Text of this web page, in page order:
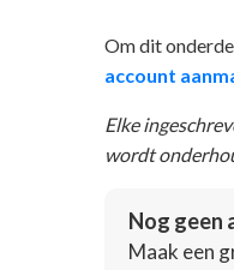
Om dit
account
Elke
wordt
Nog geen
Maak een